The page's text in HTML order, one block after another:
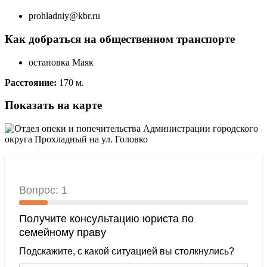
prohladniy@kbr.ru
Как добраться на общественном транспорте
остановка Маяк
Расстояние: 170 м.
Показать на карте